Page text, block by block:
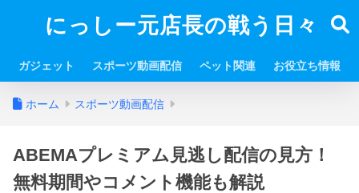
にっしー元店長の戦う日々
ガジェット スポーツ動画配信 ペット関連 お役立ち情報
ホーム スポーツ動画配信
ABEMAプレミアム見逃し配信の見方！
無料期間やコメント機能も解説